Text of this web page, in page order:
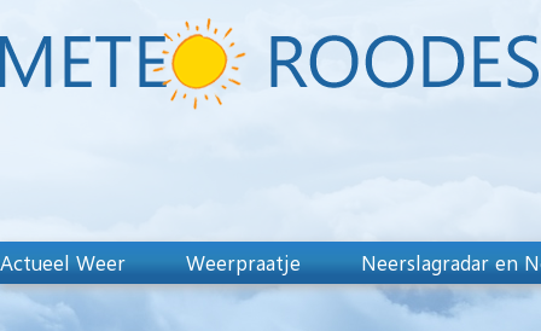
Actueel Weer Weerpraatje Neerslagradar en